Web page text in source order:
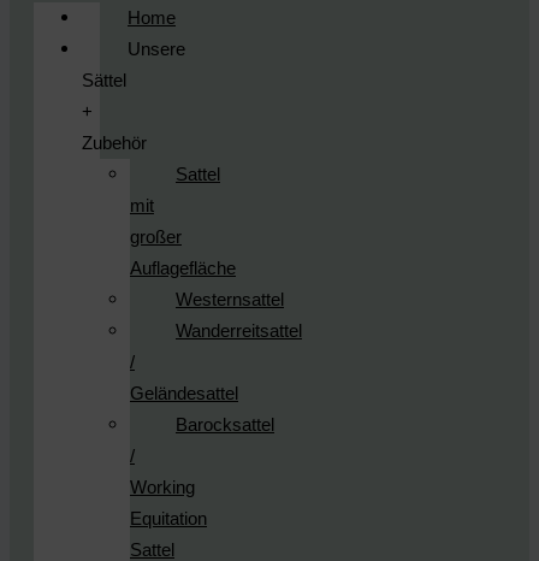
Home
Unsere
Sättel
+
Zubehör
Sattel
mit
großer
Auflagefläche
Westernsattel
Wanderreitsattel
/
Geländesattel
Barocksattel
/
Working
Equitation
Sattel